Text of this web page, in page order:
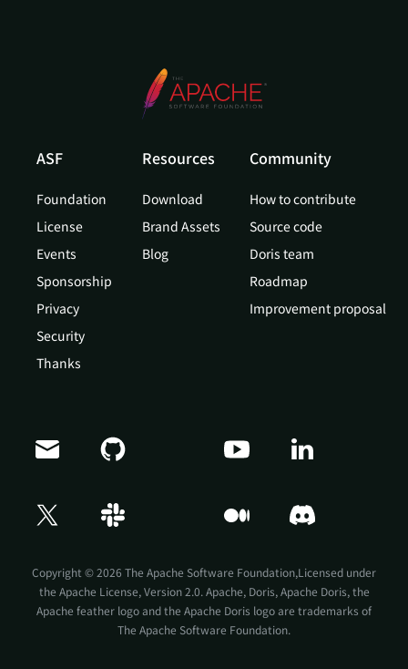
ASF
Foundation
License
Events
Sponsorship
Privacy
Security
Thanks
Resources
Download
Brand Assets
Blog
Community
How to contribute
Source code
Doris team
Roadmap
Improvement proposal
Copyright © 2026 The Apache Software Foundation,Licensed under
the Apache License, Version 2.0. Apache, Doris, Apache Doris, the
Apache feather logo and the Apache Doris logo are trademarks of
The Apache Software Foundation.
Doris Summit 26